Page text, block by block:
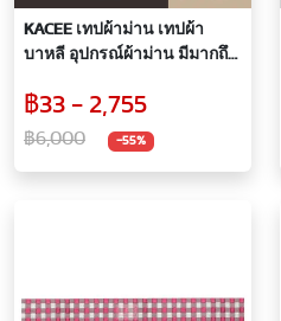
KACEE เทปผ้าม่าน เทปผ้า
บาหลี อุปกรณ์ผ้าม่าน มีมากถึง
฿33 - 2,755
฿6,000 -55%